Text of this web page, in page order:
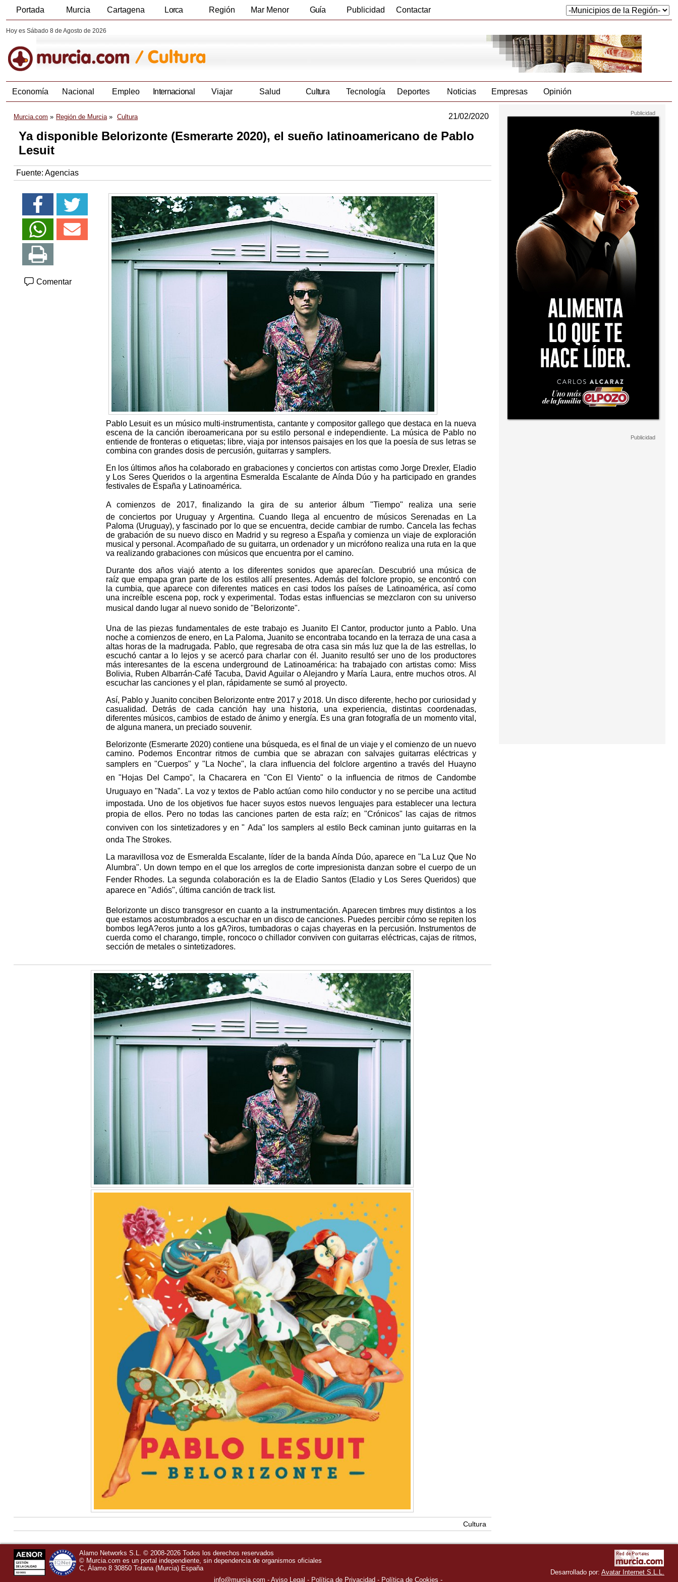
Portada Murcia Cartagena Lorca Región Mar Menor Guía Publicidad Contactar
Hoy es Sábado 8 de Agosto de 2026
Economía Nacional Empleo Internacional Viajar Salud Cultura Tecnología Deportes Noticias Empresas Opinión
Murcia.com Región de Murcia Cultura 21/02/2020
Ya disponible Belorizonte (Esmerarte 2020), el sueño latinoamericano de Pablo
Lesuit
Fuente: Agencias
Comentar
Pablo Lesuit es un músico multi-instrumentista, cantante y compositor gallego que destaca en la nueva
escena de la canción iberoamericana por su estilo personal e independiente. La música de Pablo no
entiende de fronteras o etiquetas; libre, viaja por intensos paisajes en los que la poesía de sus letras se
combina con grandes dosis de percusión, guitarras y samplers.
En los últimos años ha colaborado en grabaciones y conciertos con artistas como Jorge Drexler, Eladio
y Los Seres Queridos o la argentina Esmeralda Escalante de Aínda Dúo y ha participado en grandes
festivales de España y Latinoamérica.
A comienzos de 2017, finalizando la gira de su anterior álbum "Tiempo" realiza una serie
de conciertos por Uruguay y Argentina. Cuando llega al encuentro de músicos Serenadas en La
Paloma (Uruguay), y fascinado por lo que se encuentra, decide cambiar de rumbo. Cancela las fechas
de grabación de su nuevo disco en Madrid y su regreso a España y comienza un viaje de exploración
musical y personal. Acompañado de su guitarra, un ordenador y un micrófono realiza una ruta en la que
va realizando grabaciones con músicos que encuentra por el camino.
Durante dos años viajó atento a los diferentes sonidos que aparecían. Descubrió una música de
raíz que empapa gran parte de los estilos allí presentes. Además del folclore propio, se encontró con
la cumbia, que aparece con diferentes matices en casi todos los países de Latinoamérica, así como
una increíble escena pop, rock y experimental. Todas estas influencias se mezclaron con su universo
musical dando lugar al nuevo sonido de "Belorizonte".
Una de las piezas fundamentales de este trabajo es Juanito El Cantor, productor junto a Pablo. Una
noche a comienzos de enero, en La Paloma, Juanito se encontraba tocando en la terraza de una casa a
altas horas de la madrugada. Pablo, que regresaba de otra casa sin más luz que la de las estrellas, lo
escuchó cantar a lo lejos y se acercó para charlar con él. Juanito resultó ser uno de los productores
más interesantes de la escena underground de Latinoamérica: ha trabajado con artistas como: Miss
Bolivia, Ruben Albarrán-Café Tacuba, David Aguilar o Alejandro y María Laura, entre muchos otros. Al
escuchar las canciones y el plan, rápidamente se sumó al proyecto.
Así, Pablo y Juanito conciben Belorizonte entre 2017 y 2018. Un disco diferente, hecho por curiosidad y
casualidad. Detrás de cada canción hay una historia, una experiencia, distintas coordenadas,
diferentes músicos, cambios de estado de ánimo y energía. Es una gran fotografía de un momento vital,
de alguna manera, un preciado souvenir.
Belorizonte (Esmerarte 2020) contiene una búsqueda, es el final de un viaje y el comienzo de un nuevo
camino. Podemos Encontrar ritmos de cumbia que se abrazan con salvajes guitarras eléctricas y
samplers en "Cuerpos" y "La Noche", la clara influencia del folclore argentino a través del Huayno
en "Hojas Del Campo", la Chacarera en "Con El Viento" o la influencia de ritmos de Candombe
Uruguayo en "Nada". La voz y textos de Pablo actúan como hilo conductor y no se percibe una actitud
impostada. Uno de los objetivos fue hacer suyos estos nuevos lenguajes para establecer una lectura
propia de ellos. Pero no todas las canciones parten de esta raíz; en "Crónicos" las cajas de ritmos
conviven con los sintetizadores y en " Ada" los samplers al estilo Beck caminan junto guitarras en la
onda The Strokes.
La maravillosa voz de Esmeralda Escalante, líder de la banda Aínda Dúo, aparece en "La Luz Que No
Alumbra". Un down tempo en el que los arreglos de corte impresionista danzan sobre el cuerpo de un
Fender Rhodes. La segunda colaboración es la de Eladio Santos (Eladio y Los Seres Queridos) que
aparece en "Adiós", última canción de track list.
Belorizonte un disco transgresor en cuanto a la instrumentación. Aparecen timbres muy distintos a los
que estamos acostumbrados a escuchar en un disco de canciones. Puedes percibir cómo se repiten los
bombos legA?eros junto a los gA?iros, tumbadoras o cajas chayeras en la percusión. Instrumentos de
cuerda como el charango, timple, roncoco o chillador conviven con guitarras eléctricas, cajas de ritmos,
sección de metales o sintetizadores.
Cultura
Alamo Networks S.L. © 2008-2026 Todos los derechos reservados
© Murcia.com es un portal independiente, sin dependencia de organismos oficiales
C, Álamo 8 30850 Totana (Murcia) España
info@murcia.com
Aviso Legal Política de Privacidad - Política de Cookies
Desarrollado por: Avatar Internet S.L.L.